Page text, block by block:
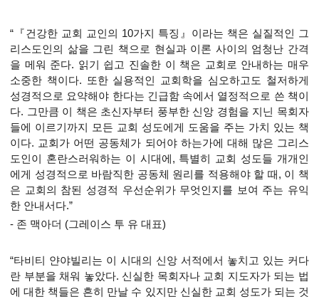
“『건강한 교회 교인의 10가지 특징』이라는 책은 실질적인 그
리스도인의 삶을 그린 책으로 현실과 이론 사이의 엄청난 간격
을 메워 준다. 읽기 쉽고 진솔한 이 책은 교회로 안내하는 매우
소중한 책이다. 또한 실용적인 교회학을 심오하고도 철저하게
성경적으로 요약해야 한다는 긴급함 속에서 열정적으로 쓴 책이
다. 그만큼 이 책은 초신자부터 풍부한 신앙 경험을 지닌 목회자
들에 이르기까지 모든 교회 성도에게 도움을 주는 가치 있는 책
이다. 교회가 어떤 공동체가 되어야 하는가에 대해 많은 그리스
도인이 혼란스러워하는 이 시대에, 특별히 교회 성도들 개개인
에게 성경적으로 바람직한 공동체 원리를 적용해야 할 때, 이 책
은 교회의 참된 성경적 우선순위가 무엇인지를 보여 주는 유익
한 안내서다.”
- 존 맥아더 (그레이스 투 유 대표)
“타비티 얀야빌리는 이 시대의 신앙 서적에서 놓치고 있는 커다
란 부분을 채워 놓았다. 신실한 목회자나 교회 지도자가 되는 법
에 대한 책들은 흔히 만날 수 있지만 신실한 교회 성도가 되는 것